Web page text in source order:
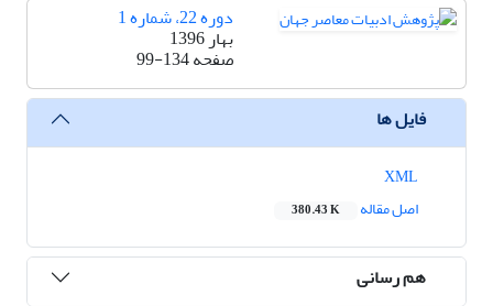
دوره 22، شماره 1
بهار 1396
صفحه99-134
فایل ها
اصل مقاله
380.43 K
هم رسانی